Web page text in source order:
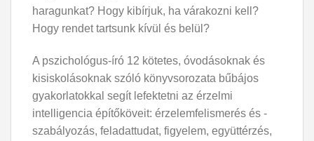
haragunkat? Hogy kibírjuk, ha várakozni kell?
Hogy rendet tartsunk kívül és belül?
A pszichológus-író 12 kötetes, óvodásoknak és
kisiskolásoknak szóló könyvsorozata bűbájos
gyakorlatokkal segít lefektetni az érzelmi
intelligencia építőköveit: érzelemfelismerés és -
szabályozás, feladattudat, figyelem, együttérzés,